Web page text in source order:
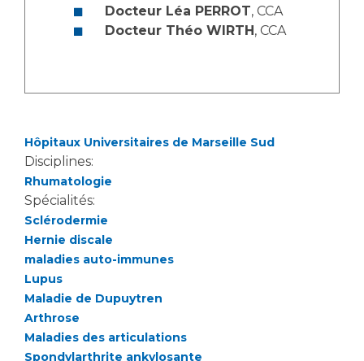
Maternité Hôpital Nord
La Commission Des Usagers (CDU)
Les Comités Locaux des Usagers
Le projet des usagers
Qualité
Nos indicateurs qualité et de sécurité des soins
Protection des données
Communiqués de presse
Rôles et missions
Liste des marchés conclus
Documents utiles
Docteur Léa PERROT, CCA
Docteur Théo WIRTH, CCA
Hôpitaux Universitaires de Marseille Sud
Disciplines:
Rhumatologie
Spécialités:
Sclérodermie
Hernie discale
maladies auto-immunes
Lupus
Maladie de Dupuytren
Arthrose
Maladies des articulations
Spondylarthrite ankylosante